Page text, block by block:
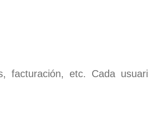
facturación, etc. Cada